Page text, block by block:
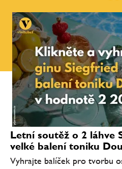
Letní soutěž o 2 láhve
velké balení toniku
Vyhrajte balíček pro tvorbu